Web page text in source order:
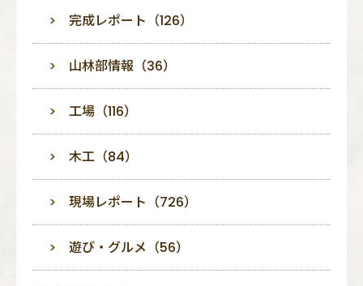
完成レポート（126）
山林部情報（36）
工場（116）
木工（84）
現場レポート（726）
遊び・グルメ（56）